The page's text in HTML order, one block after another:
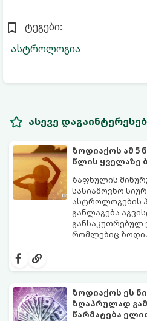
ტეგები:
ასტროლოგია
ასევე
ზოდიაქოს ამ 5
წლის ყველაზე
ზაფხულის
სასიამოვნო
ასტროლოგების
განლაგება
განსაკუთრებულ
რომლებიც
ყველაზე
ზოდიაქოს ეს
ზღაპრულად
წარმატება